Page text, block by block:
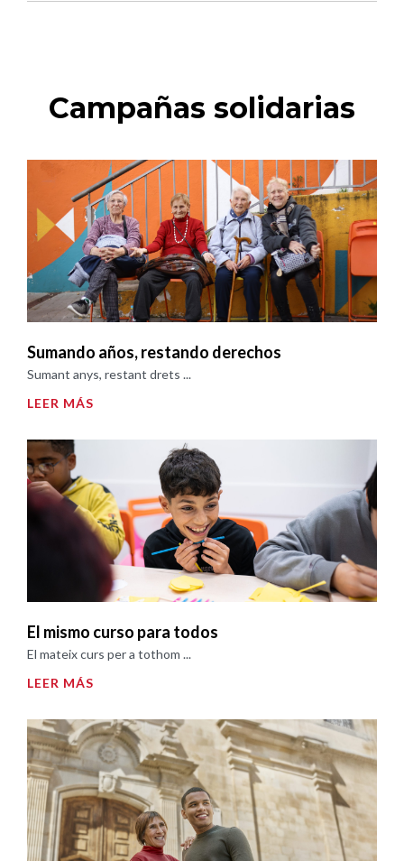
Campañas solidarias
Sumando años, restando derechos
Sumant anys, restant drets ...
LEER MÁS
El mismo curso para todos
El mateix curs per a tothom ...
LEER MÁS